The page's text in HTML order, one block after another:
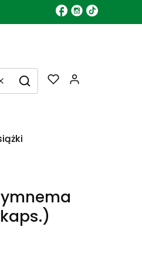
WyczyśćSzukaj